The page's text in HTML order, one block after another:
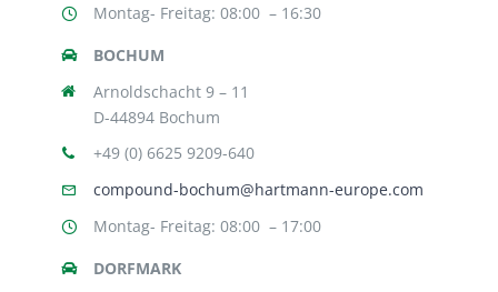
Montag- Freitag: 08:00 – 16:30
BOCHUM
Arnoldschacht 9 – 11
D-44894 Bochum
+49 (0) 6625 9209-640
compound-bochum@hartmann-europe.com
Montag- Freitag: 08:00 – 17:00
DORFMARK